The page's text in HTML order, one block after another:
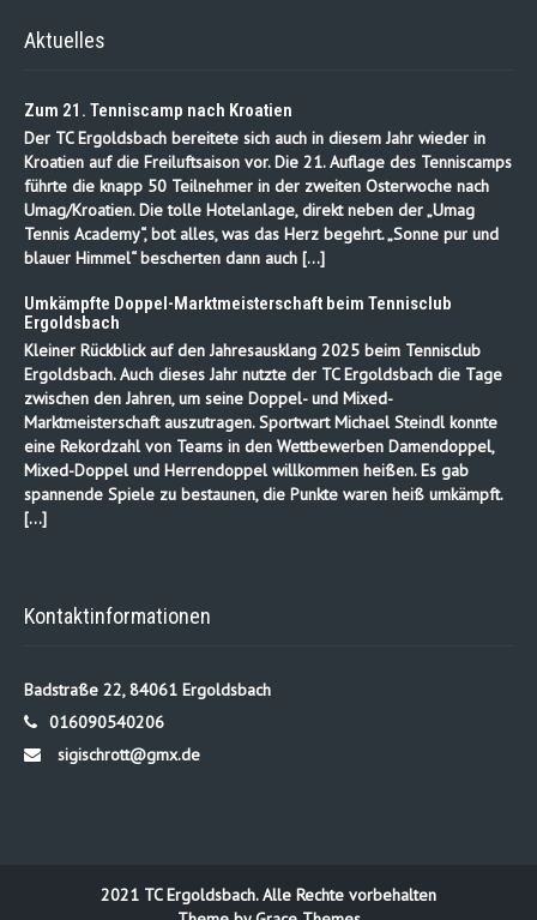
Aktuelles
Zum 21. Tenniscamp nach Kroatien
Der TC Ergoldsbach bereitete sich auch in diesem Jahr wieder in
Kroatien auf die Freiluftsaison vor. Die 21. Auflage des Tenniscamps
führte die knapp 50 Teilnehmer in der zweiten Osterwoche nach
Umag/Kroatien. Die tolle Hotelanlage, direkt neben der „Umag
Tennis Academy“, bot alles, was das Herz begehrt. „Sonne pur und
blauer Himmel“ bescherten dann auch […]
Umkämpfte Doppel-Marktmeisterschaft beim Tennisclub
Ergoldsbach
Kleiner Rückblick auf den Jahresausklang 2025 beim Tennisclub
Ergoldsbach. Auch dieses Jahr nutzte der TC Ergoldsbach die Tage
zwischen den Jahren, um seine Doppel- und Mixed-
Marktmeisterschaft auszutragen. Sportwart Michael Steindl konnte
eine Rekordzahl von Teams in den Wettbewerben Damendoppel,
Mixed-Doppel und Herrendoppel willkommen heißen. Es gab
spannende Spiele zu bestaunen, die Punkte waren heiß umkämpft.
[…]
Kontaktinformationen
Badstraße 22, 84061 Ergoldsbach
016090540206
sigischrott@gmx.de
2021 TC Ergoldsbach. Alle Rechte vorbehalten